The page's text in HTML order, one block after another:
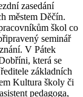
zasedání
městem Děčín.
škol co
seminář
V Pátek
která se
základních
Kultura školy či
pedagoga,